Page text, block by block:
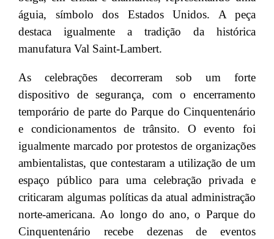
águia, símbolo dos Estados Unidos. A peça
destaca igualmente a tradição da histórica
manufatura Val Saint-Lambert.
As celebrações decorreram sob um forte
dispositivo de segurança, com o encerramento
temporário de parte do Parque do Cinquentenário
e condicionamentos de trânsito. O evento foi
igualmente marcado por protestos de organizações
ambientalistas, que contestaram a utilização de um
espaço público para uma celebração privada e
criticaram algumas políticas da atual administração
norte-americana. Ao longo do ano, o Parque do
Cinquentenário recebe dezenas de eventos